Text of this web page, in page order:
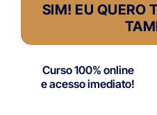
SIM! EU QUERO
Curso 100% online
e acesso imediato!